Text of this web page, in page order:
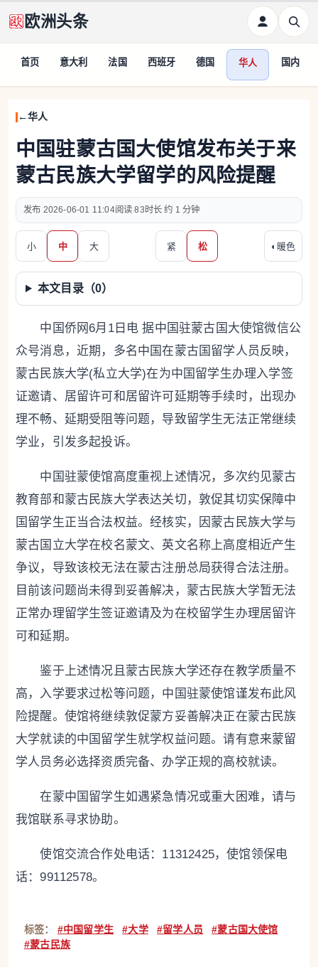
欧洲头条
首页 意大利 法国 西班牙 德国 华人 国内
华人
中国驻蒙古国大使馆发布关于来
蒙古民族大学留学的风险提醒
2026-06-01 11:04 83 约 1 分钟
小 中 大 紧 松 ◐ 暖色
本文目录（0）
中国侨网6月1日电 据中国驻蒙古国大使馆微信公
众号消息，近期，多名中国在蒙古国留学人员反映，
蒙古民族大学(私立大学)在为中国留学生办理入学签
证邀请、居留许可和居留许可延期等手续时，出现办
理不畅、延期受阻等问题，导致留学生无法正常继续
学业，引发多起投诉。
中国驻蒙使馆高度重视上述情况，多次约见蒙古
教育部和蒙古民族大学表达关切，敦促其切实保障中
国留学生正当合法权益。经核实，因蒙古民族大学与
蒙古国立大学在校名蒙文、英文名称上高度相近产生
争议，导致该校无法在蒙古注册总局获得合法注册。
目前该问题尚未得到妥善解决，蒙古民族大学暂无法
正常办理留学生签证邀请及为在校留学生办理居留许
可和延期。
鉴于上述情况且蒙古民族大学还存在教学质量不
高，入学要求过松等问题，中国驻蒙使馆谨发布此风
险提醒。使馆将继续敦促蒙方妥善解决正在蒙古民族
大学就读的中国留学生就学权益问题。请有意来蒙留
学人员务必选择资质完备、办学正规的高校就读。
在蒙中国留学生如遇紧急情况或重大困难，请与
我馆联系寻求协助。
使馆交流合作处电话：11312425，使馆领保电
话：99112578。
标签： #中国留学生 #大学 #留学人员
#蒙古国大使馆
#蒙古民族